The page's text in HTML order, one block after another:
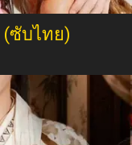
(ซับไทย)